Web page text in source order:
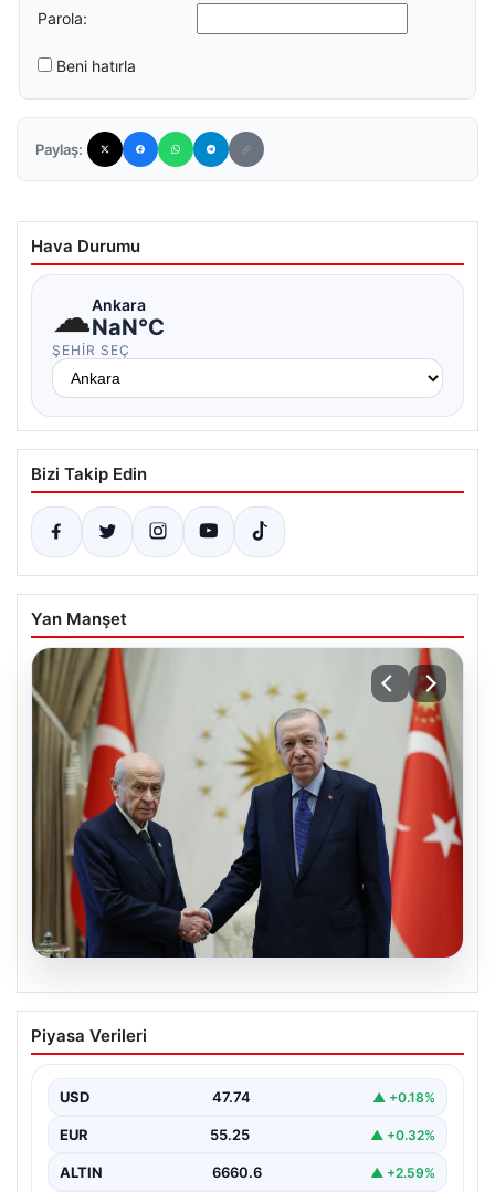
Parola:
Beni hatırla
Paylaş:
Hava Durumu
☁Ankara
NaN°C
ŞEHIR SEÇ
Bizi Takip Edin
Yan Manşet
06.08.2026
Cumhurbaşkanı Erdoğan, Devlet
Bahçeli ile görüştü
Piyasa Verileri
USD 47.74 ▲ +0.18%
EUR 55.25 ▲ +0.32%
ALTIN 6660.6 ▲ +2.59%